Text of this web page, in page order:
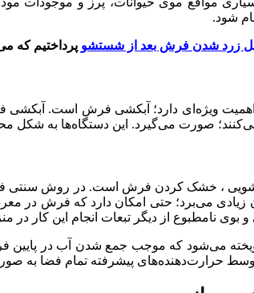
شود.
زرد شدن فرش بعد از شستشو پرداختیم که
اهمیت ویژه‌ای دارد؛ آبکشی فرش است.
صورت می‌گیرد. این دستگاه‌ها به شکل
، خشک کردن فرش است. در روش سنتی
می‌برد؛ حتی امکان دارد که فرش در
نامطبوع از دیگر تبعات انجام این کار در
می‌شود که موجب جمع شدن آب در پایین
حرارت‌دهنده‌های پیشرفته تمام فضا به